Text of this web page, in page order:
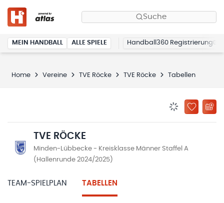
Suche
MEIN HANDBALL ALLE SPIELE Handball360 Registrierung
Home Vereine TVE Röcke TVE Röcke Tabellen
ZU
TVE RÖCKE
Minden-Lübbecke - Kreisklasse Männer Staffel A
(Hallenrunde 2024/2025)
TEAM-SPIELPLAN TABELLEN